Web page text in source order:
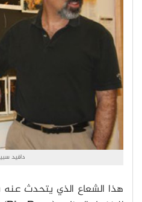
دافيد
هذا الشعاع الذي يتحدث